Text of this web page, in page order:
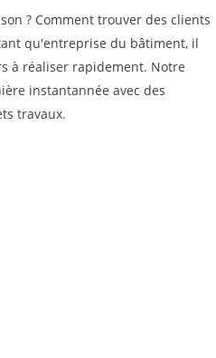
? Comment trouver des clients
qu'entreprise du bâtiment, il
à réaliser rapidement. Notre
instantannée avec des
travaux.